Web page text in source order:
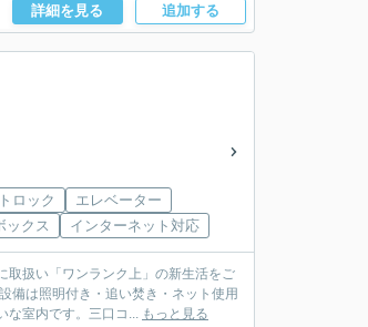
詳細を見る 追加する
ロック
エレベーター
ックス インターネット対応
取扱い「ワンランク上」の新生活をご
備は照明付き・追い焚き・ネット使用
な室内です。三口コ... もっと見る